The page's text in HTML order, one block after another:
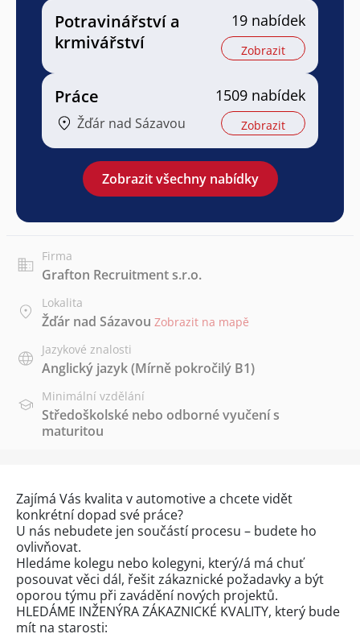
Potravinářství a
krmivářství
19 nabídek
Zobrazit
Práce
Žďár nad Sázavou
1509 nabídek
Zobrazit
Zobrazit všechny nabídky
Firma
Grafton Recruitment s.r.o.
Lokalita
Žďár nad Sázavou Zobrazit na mapě
Jazykové znalosti
Anglický jazyk(Mírně pokročilý B1)
Minimální vzdělání
Středoškolské nebo odborné vyučení s
maturitou
Zajímá Vás kvalita v automotive a chcete vidět
konkrétní dopad své práce?
U nás nebudete jen součástí procesu – budete ho
ovlivňovat.
Hledáme kolegu nebo kolegyni, který/á má chuť
posouvat věci dál, řešit zákaznické požadavky a být
oporou týmu při zavádění nových projektů.
HLEDÁME INŽENÝRA ZÁKAZNICKÉ KVALITY, který bude
mít na starosti: